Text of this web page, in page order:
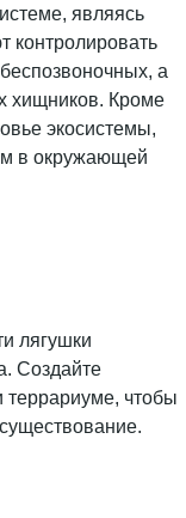
являясь
контролировать
а
хищников. Кроме
экосистемы,
в окружающей
лягушки
Создайте
чтобы